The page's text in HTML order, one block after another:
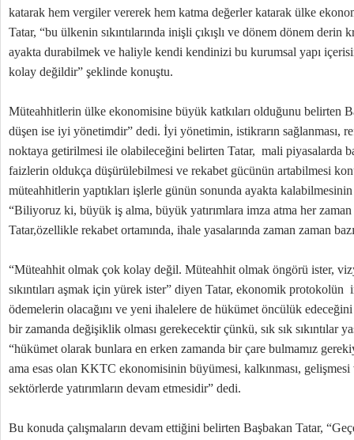
katarak hem vergiler vererek hem katma değerler katarak ülke
Tatar, “bu ülkenin sıkıntılarında inişli çıkışlı ve dönem dönem derin
ayakta durabilmek ve haliyle kendi kendinizi bu kurumsal yapı
kolay değildir” şeklinde konuştu.
Müteahhitlerin ülke ekonomisine büyük katkıları olduğunu belirten
düşen ise iyi yönetimdir” dedi. İyi yönetimin, istikrarın sağlanması,
noktaya getirilmesi ile olabileceğini belirten Tatar, mali piyasalarda
faizlerin oldukça düşürülebilmesi ve rekabet gücünün artabilmesi
müteahhitlerin yaptıkları işlerle günün sonunda ayakta
“Biliyoruz ki, büyük iş alma, büyük yatırımlara imza atma her
Tatar,özellikle rekabet ortamında, ihale yasalarında zaman zaman
“Müteahhit olmak çok kolay değil. Müteahhit olmak öngörü ister,
sıkıntıları aşmak için yürek ister” diyen Tatar, ekonomik protokolün
ödemelerin olacağını ve yeni ihalelere de hükümet öncülük edeceğini
bir zamanda değişiklik olması gerekecektir çünkü, sık sık sıkıntılar
“hükümet olarak bunlara en erken zamanda bir çare bulmamız
ama esas olan KKTC ekonomisinin büyümesi, kalkınması,
sektörlerde yatırımların devam etmesidir” dedi.
Bu konuda çalışmaların devam ettiğini belirten Başbakan Tatar,